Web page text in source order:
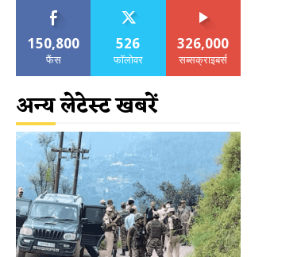
150,800
फैंस
526
फॉलोवर
326,000
सब्सक्राइबर्स
अन्य लेटेस्ट खबरें